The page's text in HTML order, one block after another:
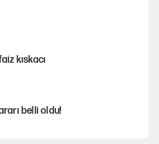
kıskacı
belli oldu!